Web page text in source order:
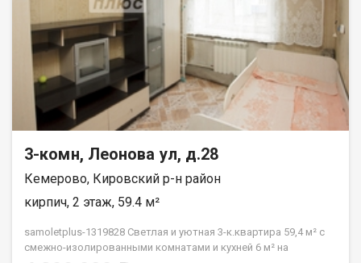
3-комн, Леонова ул, д.28
Кемерово, Кировский р-н район
кирпич, 2 этаж, 59.4 м²
samoletplus-1319828 Светлая и уютная 3-к.квартира 59,4 м² с
смежно-изолированными комнатами и кухней 6 м² на